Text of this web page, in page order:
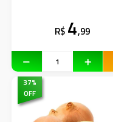
R$ 4,99
37%
OFF